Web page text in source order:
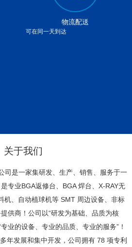
物流配送
可在同一天到达
关于我们
司是一家集研发、生产、销售、服务于一
专业BGA返修台、BGA 焊台、X-RAY无
机、自动植球机等 SMT 周边设备、非标
供商！公司以“研发为基础、品质为核
业的设备、专业的品质、专业的服务”！
年发展和集中开发，公司拥有 78 项专利